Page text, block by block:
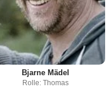
Bjarne Mädel
Rolle: Thomas